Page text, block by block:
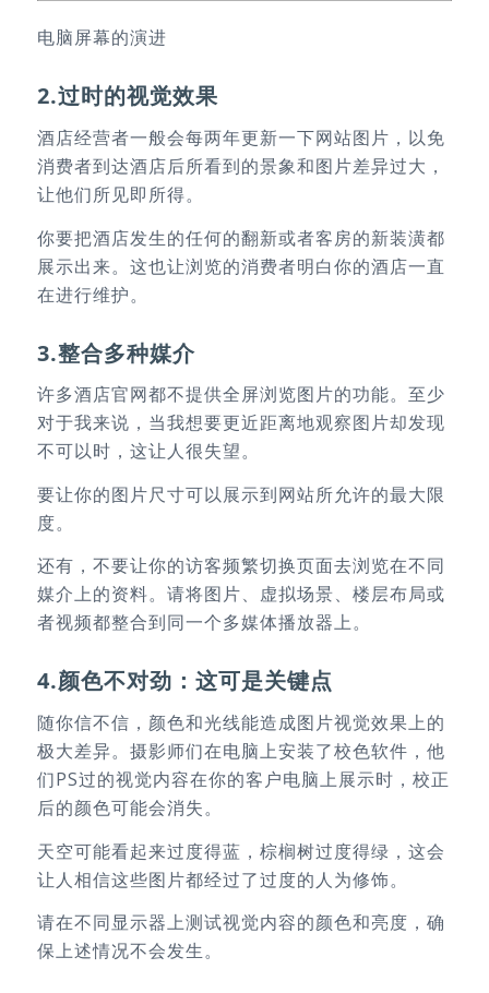
电脑屏幕的演进
2.过时的视觉效果
酒店经营者一般会每两年更新一下网站图片，以免
消费者到达酒店后所看到的景象和图片差异过大，
让他们所见即所得。
你要把酒店发生的任何的翻新或者客房的新装潢都
展示出来。这也让浏览的消费者明白你的酒店一直
在进行维护。
3.整合多种媒介
许多酒店官网都不提供全屏浏览图片的功能。至少
对于我来说，当我想要更近距离地观察图片却发现
不可以时，这让人很失望。
要让你的图片尺寸可以展示到网站所允许的最大限
度。
还有，不要让你的访客频繁切换页面去浏览在不同
媒介上的资料。请将图片、虚拟场景、楼层布局或
者视频都整合到同一个多媒体播放器上。
4.颜色不对劲：这可是关键点
随你信不信，颜色和光线能造成图片视觉效果上的
极大差异。摄影师们在电脑上安装了校色软件，他
们PS过的视觉内容在你的客户电脑上展示时，校正
后的颜色可能会消失。
天空可能看起来过度得蓝，棕榈树过度得绿，这会
让人相信这些图片都经过了过度的人为修饰。
请在不同显示器上测试视觉内容的颜色和亮度，确
保上述情况不会发生。